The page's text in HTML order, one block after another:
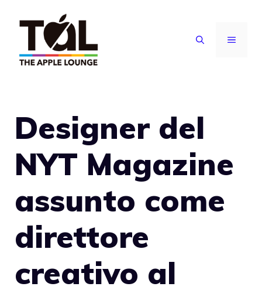
contenuto
MENU
Designer del
NYT Magazine
assunto come
direttore
creativo al